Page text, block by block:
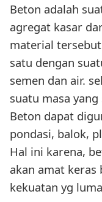
Beton adalah
agregat kasar
material
satu dengan
semen dan air.
suatu masa
Beton dapat
pondasi, balok,
Hal ini karena,
akan amat keras
kekuatan yg